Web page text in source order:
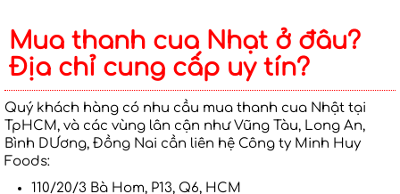
Mua thanh cua Nhạt ở đâu?
Địa chỉ cung cấp uy tín?
Quý khách hàng có nhu cầu mua thanh cua Nhật tại
TpHCM, và các vùng lân cận như Vũng Tàu, Long An,
Bình DƯơng, Đồng Nai cần liên hệ Công ty Minh Huy
Foods:
110/20/3 Bà Hom, P13, Q6, HCM